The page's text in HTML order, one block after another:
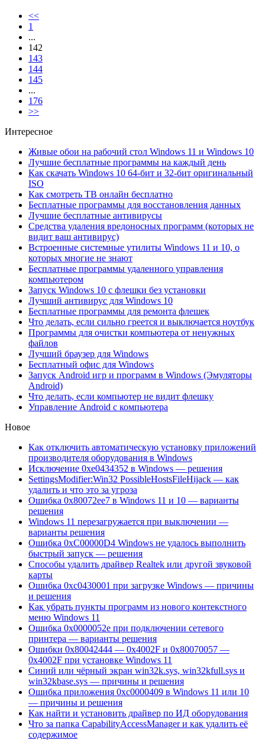
<<
1
...
142
143
144
145
...
176
>>
Интересное
Живые обои на рабочий стол Windows 11 и Windows 10
Лучшие бесплатные программы на каждый день
Как скачать Windows 10 64-бит и 32-бит оригинальный
ISO
Как смотреть ТВ онлайн бесплатно
Бесплатные программы для восстановления данных
Лучшие бесплатные антивирусы
Средства удаления вредоносных программ (которых не
видит ваш антивирус)
Встроенные системные утилиты Windows 11 и 10, о
которых многие не знают
Бесплатные программы удаленного управления
компьютером
Запуск Windows 10 с флешки без установки
Лучший антивирус для Windows 10
Бесплатные программы для ремонта флешек
Что делать, если сильно греется и выключается ноутбук
Программы для очистки компьютера от ненужных
файлов
Лучший браузер для Windows
Бесплатный офис для Windows
Запуск Android игр и программ в Windows (Эмуляторы
Android)
Что делать, если компьютер не видит флешку
Управление Android с компьютера
Новое
Как отключить автоматическую установку приложений
производителя оборудования в Windows
Исключение 0xe0434352 в Windows — решения
SettingsModifier:Win32 PossibleHostsFileHijack — как
удалить и что это за угроза
Ошибка 0x80072ee7 в Windows 11 и 10 — варианты
решения
Windows 11 перезагружается при выключении —
варианты решения
Ошибка 0xC00000D4 Windows не удалось выполнить
быстрый запуск — решения
Способы удалить драйвер Realtek или другой звуковой
карты
Ошибка 0xc0430001 при загрузке Windows — причины
и решения
Как убрать пункты программ из нового контекстного
меню Windows 11
Ошибка 0x0000052e при подключении сетевого
принтера — варианты решения
Ошибки 0x80042444 — 0x4002F и 0x80070057 —
0x4002F при установке Windows 11
Синий или чёрный экран win32k.sys, win32kfull.sys и
win32kbase.sys — причины и решения
Ошибка приложения 0xc0000409 в Windows 11 или 10
— причины и решения
Как найти и установить драйвер по ИД оборудования
Что за папка CapabilityAccessManager и как удалить её
содержимое